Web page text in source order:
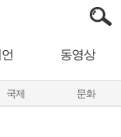
동영상
국제 문화